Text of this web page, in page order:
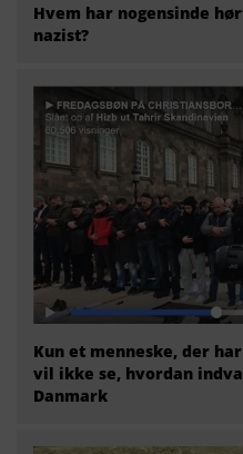
Hvem har nogensinde
nazist?
Kun et menneske, der
vil ikke se, hvordan
Danmark